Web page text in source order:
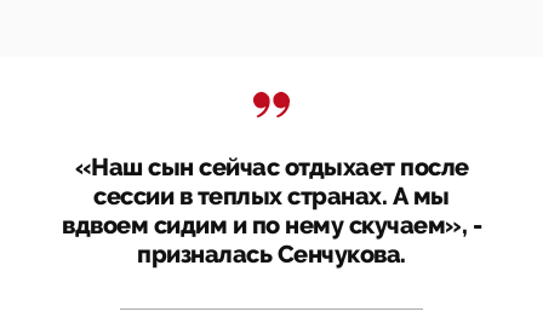
«Наш сын сейчас отдыхает после
сессии в теплых странах. А мы
вдвоем сидим и по нему скучаем», -
призналась Сенчукова.